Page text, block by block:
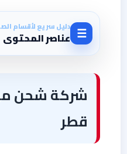
☰ دليل سريع لأقسام
عناصر المحتوى
شركة شحن
قطر